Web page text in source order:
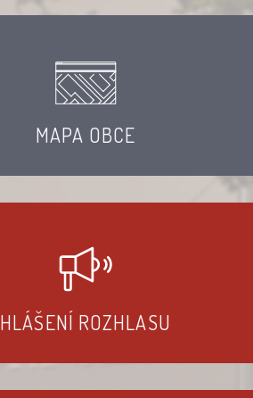
MAPA OBCE
HLÁŠENÍ ROZHLASU